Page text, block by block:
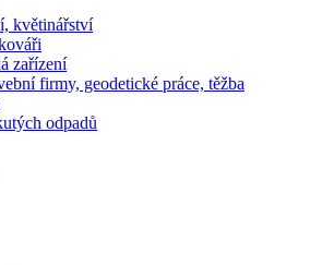
květinářství
zařízení
firmy, geodetické práce, těžba
odpadů